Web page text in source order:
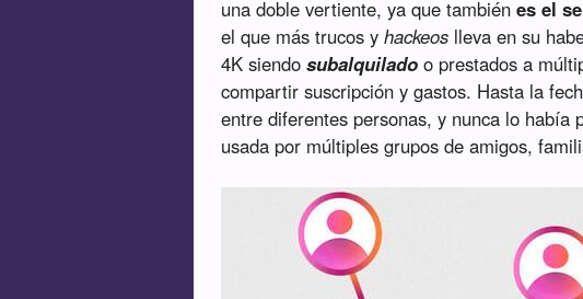
una doble vertiente, ya que tambiénes el
el que más trucos yhackeos lleva en su
4K siendosubalquilado o prestados a
compartir suscripción y gastos. Hasta la
entre diferentes personas, y nunca lo había
usada por múltiples grupos de amigos,